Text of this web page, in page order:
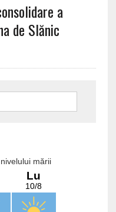
a
de Slănic